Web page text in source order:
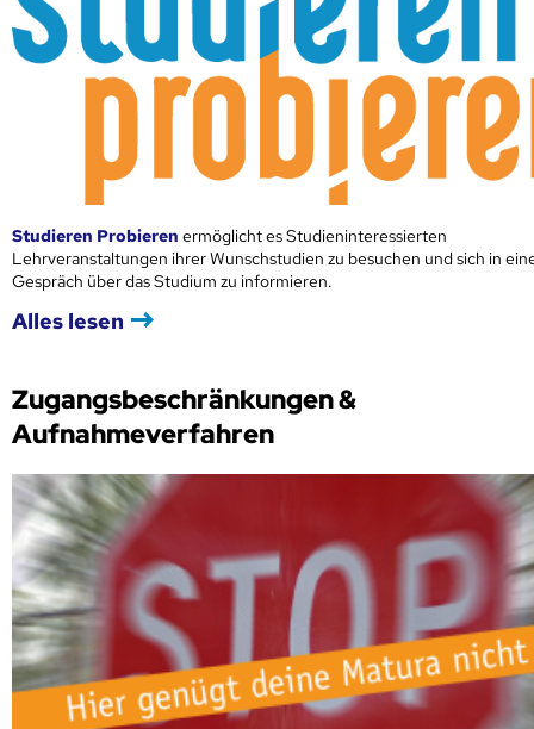
Studieren Probieren ermöglicht es Studieninteressierten
Lehrveranstaltungen ihrer Wunschstudien zu besuchen und sich in
Gespräch über das Studium zu informieren.
Alles lesen
Zugangsbeschränkungen &
Aufnahmeverfahren